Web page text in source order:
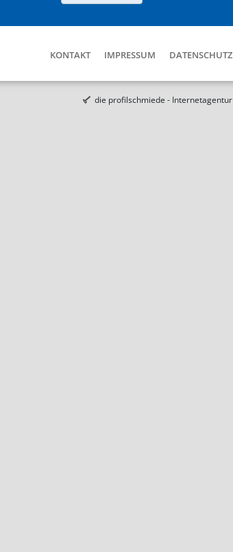
KONTAKT IMPRESSUM DATENSCHUTZ
die profilschmiede - Internetagentur